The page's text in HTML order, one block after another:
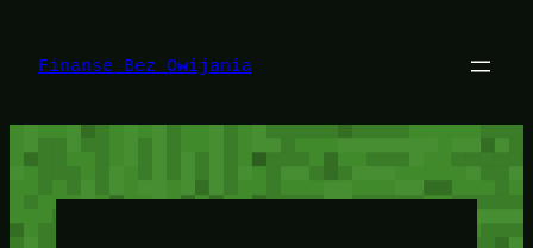
treści
Finanse Bez Owijania